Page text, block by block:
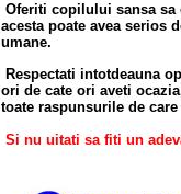
Oferiti copilului sansa sa
acesta poate avea serios
umane.
Respectati intotdeauna
ori de cate ori aveti
toate raspunsurile de care
Si nu uitati sa fiti un